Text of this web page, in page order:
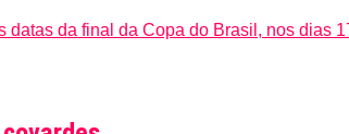
datas da final da Copa do Brasil, nos dias